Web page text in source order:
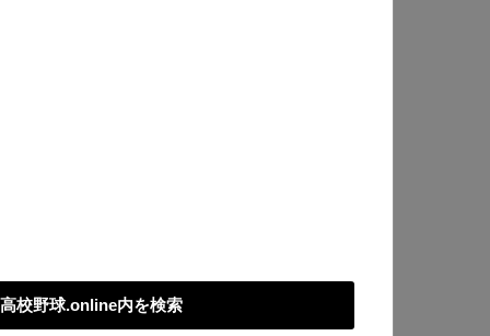
高校野球.online内を検索